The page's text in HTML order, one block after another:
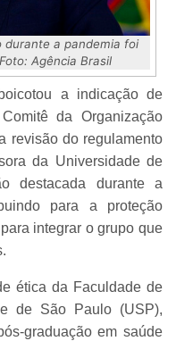
durante a pandemia foi
Agência Brasil
a indicação de
da Organização
revisão do regulamento
da Universidade de
destacada durante a
para a proteção
integrar o grupo que
ética da Faculdade de
de São Paulo (USP),
graduação em saúde